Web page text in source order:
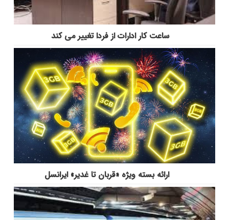
ساعت کار ادارات از فردا تغییر می کند
ارائه بسته ویژه «قربان تا غدیر» ایرانسل